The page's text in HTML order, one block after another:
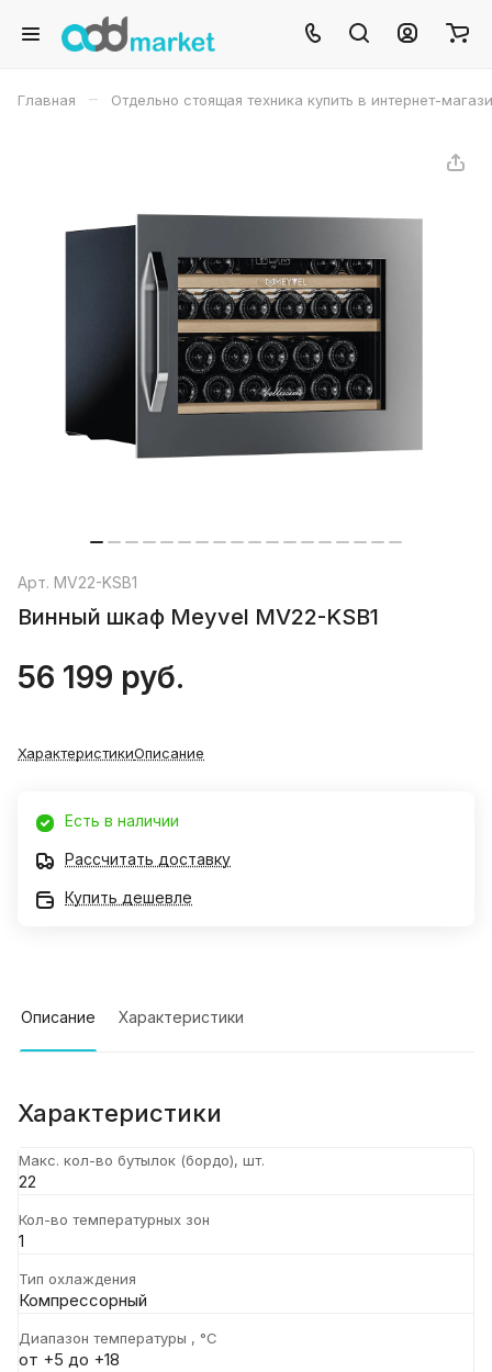
Главная – Отдельно стоящая техника купить в интернет-
Арт. MV22-KSB1
Винный шкаф Meyvel MV22-KSB1
56 199 руб.
ХарактеристикиОписание
Есть в наличии
Рассчитать доставку
Купить дешевле
Описание Характеристики
Характеристики
Макс. кол-во бутылок (бордо), шт.
22
Кол-во температурных зон
1
Тип охлаждения
Компрессорный
Диапазон температуры , °C
от +5 до +18